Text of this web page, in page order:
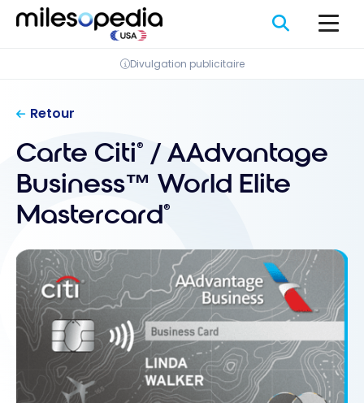
Passer
Divulgation publicitaire
Retour
Carte Citi® / AAdvantage
Business™ World Elite
Mastercard®